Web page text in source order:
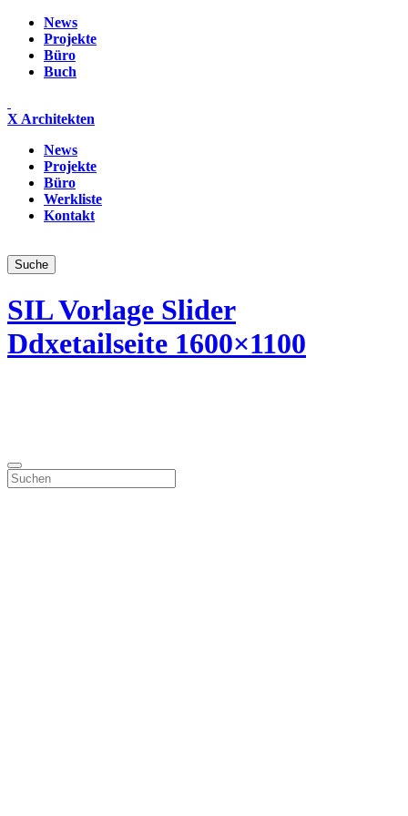
News
Projekte
Büro
Buch
X Architekten
News
Projekte
Büro
Werkliste
Kontakt
SIL Vorlage Slider
Ddxetailseite 1600×1100